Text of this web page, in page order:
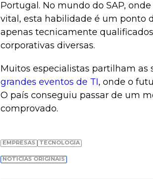
Portugal. No mundo do SAP,
vital, esta habilidade é um ponto
apenas tecnicamente
corporativas diversas.
Muitos especialistas partilham as
grandes eventos de TI, onde o
O país conseguiu passar de um
comprovado.
EMPRESAS TECNOLOGIA
NOTÍCIAS ORIGINAIS